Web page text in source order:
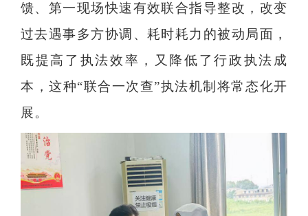
馈、第一现场快速有效联合指导整改，改变
过去遇事多方协调、耗时耗力的被动局面，
既提高了执法效率，又降低了行政执法成
本，这种“联合一次查”执法机制将常态化开
展。